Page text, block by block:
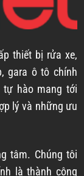
thiết bị rửa xe,
gara ô tô chính
tự hào mang tới
lý và những ưu
tâm. Chúng tôi
là thành công